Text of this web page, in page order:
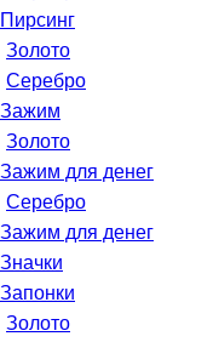
Пирсинг
Золото
Серебро
Зажим
Золото
Зажим для денег
Серебро
Зажим для денег
Значки
Запонки
Золото